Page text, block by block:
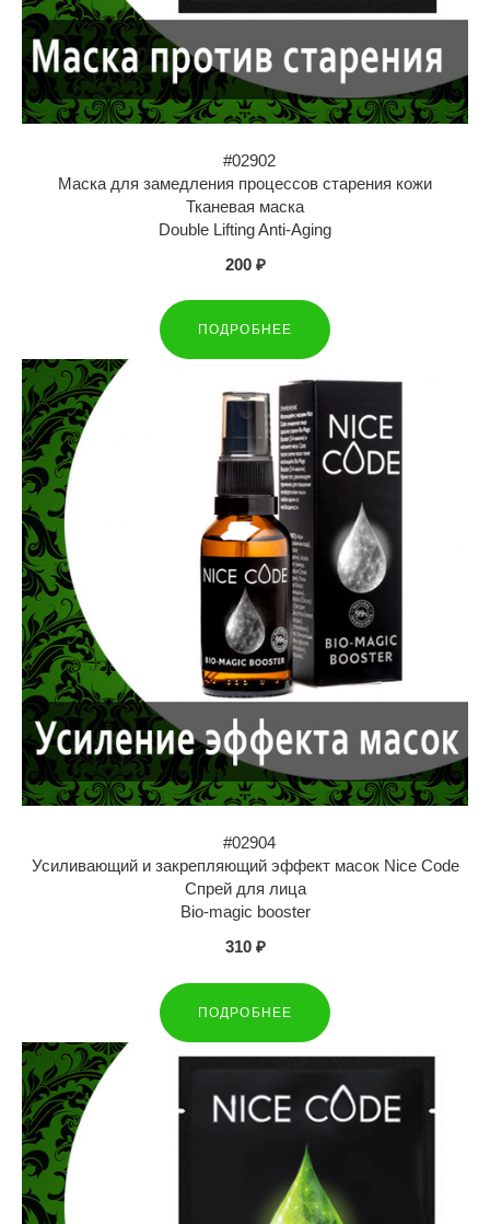
#02902
Маска для замедления процессов старения кожи
Тканевая маска
Double Lifting Anti-Aging
200 ₽
ПОДРОБНЕЕ
#02904
Усиливающий и закрепляющий эффект масок Nice Codе
Спрей для лица
Bio-magic booster
310 ₽
ПОДРОБНЕЕ